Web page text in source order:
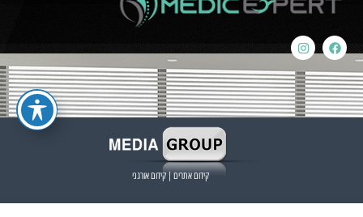
קידום אתרים קידום אורגני